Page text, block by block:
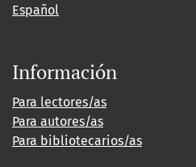
Español
Información
Para lectores/as
Para autores/as
Para bibliotecarios/as